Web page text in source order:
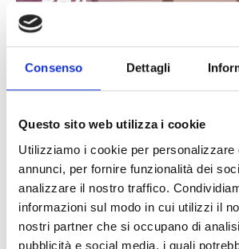
Consenso Dettagli
Questo sito web utilizza i cookie
Utilizziamo i cookie per personalizzare
annunci, per fornire funzionalità dei
analizzare il nostro traffico.
informazioni sul modo in cui utilizzi il
nostri partner che si occupano di
pubblicità e social media, i quali
PHA #3
Lezione live di PHA per donne 🍎 e🍐+